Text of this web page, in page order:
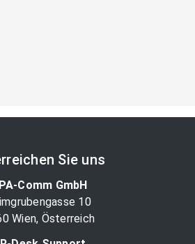
Sie uns
Comm GmbH
10
Wien, Österreich